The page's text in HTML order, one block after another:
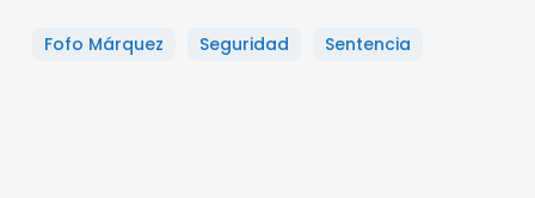
Fofo Márquez Seguridad Sentencia